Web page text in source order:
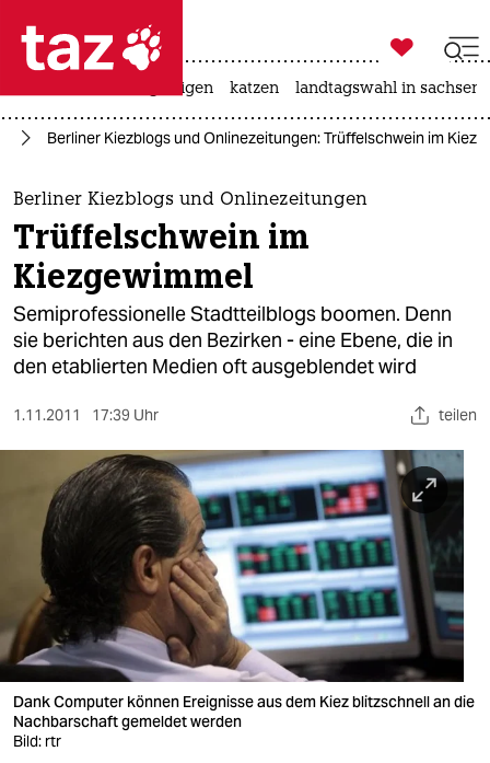
 taz zahl ich
taz zahl ich
themen
politik
öko
gesellschaft
sport
berlin
nord
wahrheit
verlag
verlag
veranstaltungen

taz zahl ich
bergsteigen katzen landtagswahl in
Berliner Kiezblogs und Onlinezeitungen: Trüffelschwein im
Berliner Kiezblogs und Onlinezeitungen
Trüffelschwein im
Kiezgewimmel
Semiprofessionelle Stadtteilblogs boomen. Denn
sie berichten aus den Bezirken - eine Ebene, die in
den etablierten Medien oft ausgeblendet wird
1.11.2011 17:39 Uhr teilen
Dank Computer können Ereignisse aus dem Kiez blitzschnell an die
Nachbarschaft gemeldet werden
Bild: rtr